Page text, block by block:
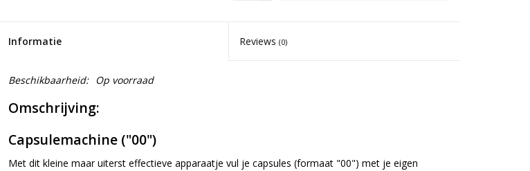
Informatie Reviews(0)
Beschikbaarheid: Op voorraad
Omschrijving:
Capsulemachine ("00")
Met dit kleine maar uiterst effectieve apparaatje vul je capsules (formaat "00") met je eigen